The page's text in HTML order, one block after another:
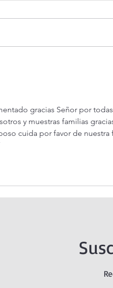
gracias Señor por
y muestras familias
cuida por favor de